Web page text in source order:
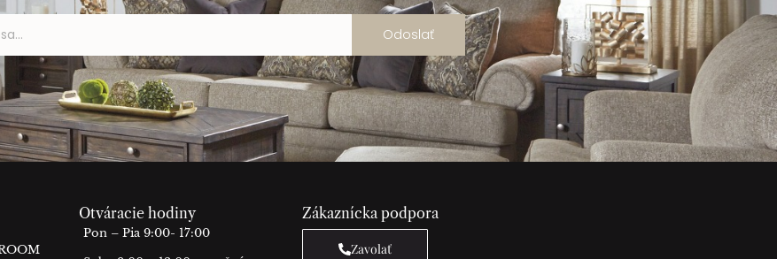
Odoslať
Otváracie hodiny
Pon – Pia 9:00- 17:00
Zákaznícka podpora
Zavolať